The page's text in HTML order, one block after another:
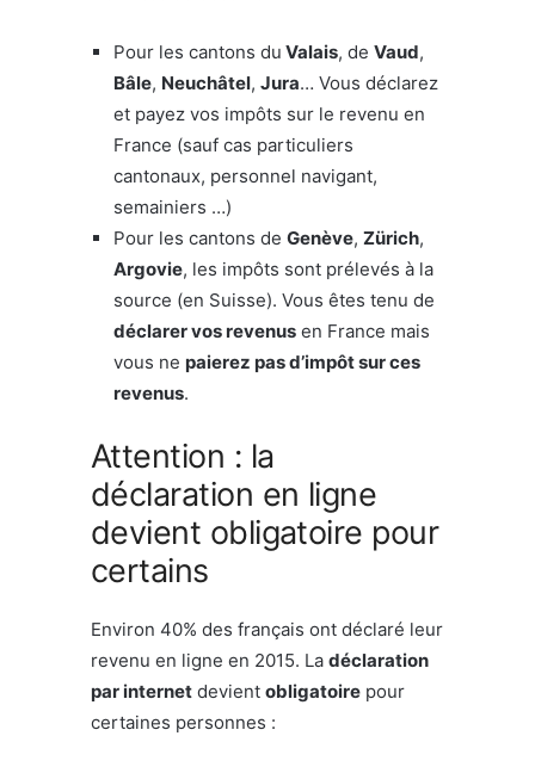
Pour les cantons du Valais, de Vaud,
Bâle, Neuchâtel, Jura… Vous déclarez
et payez vos impôts sur le revenu en
France (sauf cas particuliers
cantonaux, personnel navigant,
semainiers …)
Pour les cantons de Genève, Zürich,
Argovie, les impôts sont prélevés à la
source (en Suisse). Vous êtes tenu de
déclarer vos revenus en France mais
vous ne paierez pas d’impôt sur ces
revenus.
Attention : la
déclaration en ligne
devient obligatoire pour
certains
Environ 40% des français ont déclaré leur
revenu en ligne en 2015. La déclaration
par internet devient obligatoire pour
certaines personnes :